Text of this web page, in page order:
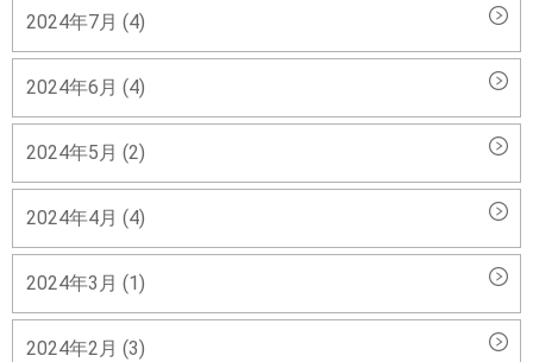
2024年7月 (4)
2024年6月 (4)
2024年5月 (2)
2024年4月 (4)
2024年3月 (1)
2024年2月 (3)